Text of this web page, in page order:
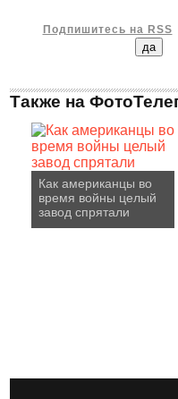
Подпишитесь на RSS
Также на
Как американцы во
время войны целый
завод спрятали